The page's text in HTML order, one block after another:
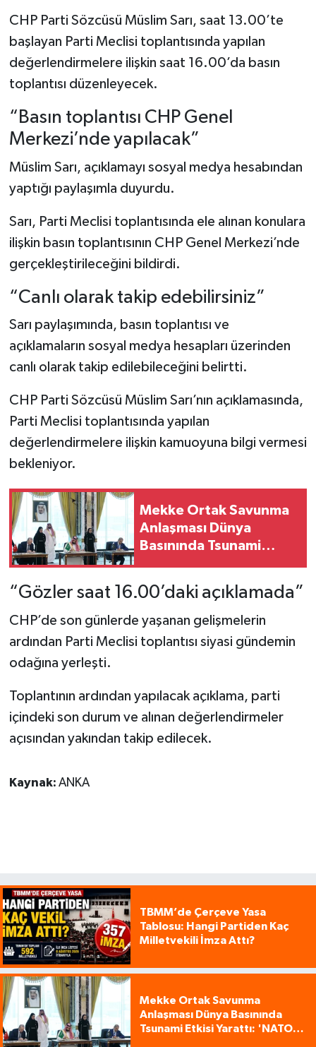
CHP Parti Sözcüsü Müslim Sarı, saat 13.00’te
başlayan Parti Meclisi toplantısında yapılan
değerlendirmelere ilişkin saat 16.00’da basın
toplantısı düzenleyecek.
“Basın toplantısı CHP Genel
Merkezi’nde yapılacak”
Müslim Sarı, açıklamayı sosyal medya hesabından
yaptığı paylaşımla duyurdu.
Sarı, Parti Meclisi toplantısında ele alınan konulara
ilişkin basın toplantısının CHP Genel Merkezi’nde
gerçekleştirileceğini bildirdi.
“Canlı olarak takip edebilirsiniz”
Sarı paylaşımında, basın toplantısı ve
açıklamaların sosyal medya hesapları üzerinden
canlı olarak takip edilebileceğini belirtti.
CHP Parti Sözcüsü Müslim Sarı’nın açıklamasında,
Parti Meclisi toplantısında yapılan
değerlendirmelere ilişkin kamuoyuna bilgi vermesi
bekleniyor.
Mekke Ortak Savunma
Anlaşması Dünya
Basınında Tsunami
“Gözler saat 16.00’daki açıklamada”
CHP’de son günlerde yaşanan gelişmelerin
ardından Parti Meclisi toplantısı siyasi gündemin
odağına yerleşti.
Toplantının ardından yapılacak açıklama, parti
içindeki son durum ve alınan değerlendirmeler
açısından yakından takip edilecek.
Kaynak: ANKA
TBMM’de Çerçeve Yasa
Tablosu: Hangi Partiden Kaç
Milletvekili İmza Attı?
Mekke Ortak Savunma
Anlaşması Dünya Basınında
Tsunami Etkisi Yarattı: 'NATO